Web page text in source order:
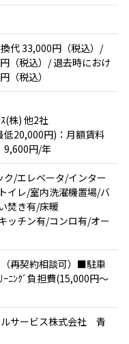
代 33,000円（税込）/
（税込）/ 退去時におけ
（税込）
(株) 他2社
20,000円)：月額賃料
9,600円/年
/エレベータ/インター
イレ/室内洗濯機置場/バ
焚き有/床暖
ッチン有/コンロ有/オー
再契約相談可）■駐車
ﾆﾝｸﾞ負担費(15,000円～
サービス株式会社 青